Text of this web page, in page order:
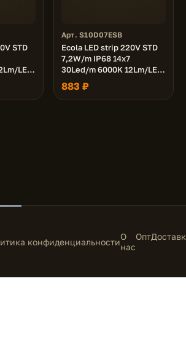
STD
LED
Арт. S10D07ESB
Ecola LED strip 220V STD
7,2W/m IP68 14x7
30Led/m 6000K 12Lm/LED
360Lm/m лента 10м.
883 ₽
конфиденциальностиО
нас
Опт